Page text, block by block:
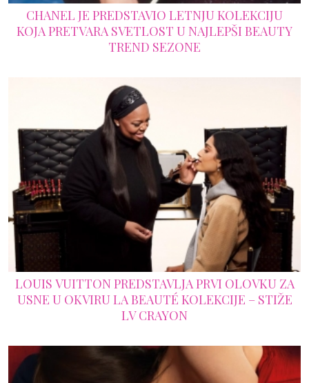
CHANEL JE PREDSTAVIO LETNJU KOLEKCIJU
KOJA PRETVARA SVETLOST U NAJLEPŠI BEAUTY
TREND SEZONE
LOUIS VUITTON PREDSTAVLJA PRVI OLOVKU ZA
USNE U OKVIRU LA BEAUTÉ KOLEKCIJE – STIŽE
LV CRAYON